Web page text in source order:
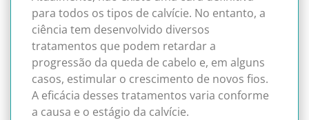
para todos os tipos de calvície. No entanto, a
ciência tem desenvolvido diversos
tratamentos que podem retardar a
progressão da queda de cabelo e, em alguns
casos, estimular o crescimento de novos fios.
A eficácia desses tratamentos varia conforme
a causa e o estágio da calvície.